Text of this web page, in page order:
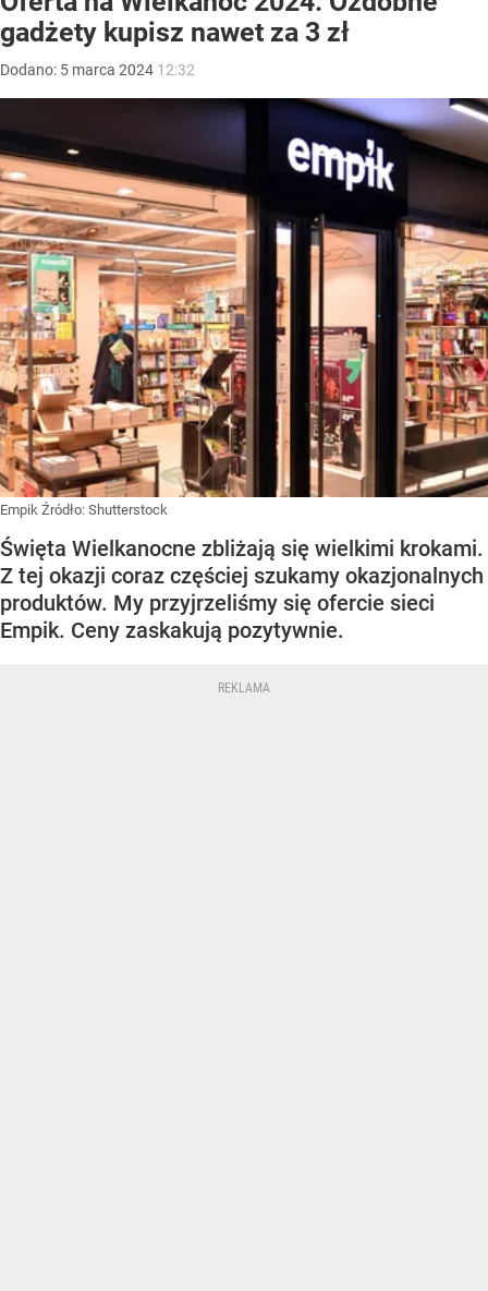
gadżety kupisz nawet za 3 zł
Dodano: 5 marca 2024 12:32
Empik Źródło: Shutterstock
Święta Wielkanocne zbliżają się wielkimi krokami.
Z tej okazji coraz częściej szukamy okazjonalnych
produktów. My przyjrzeliśmy się ofercie sieci
Empik. Ceny zaskakują pozytywnie.